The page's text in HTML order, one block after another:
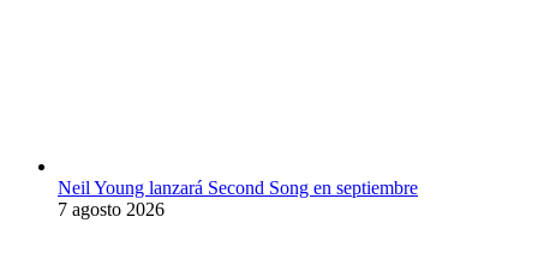
Neil Young lanzará Second Song en septiembre
7 agosto 2026